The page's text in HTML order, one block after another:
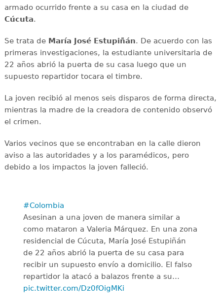
armado ocurrido frente a su casa en la ciudad de
Cúcuta.
Se trata de María José Estupiñán. De acuerdo con las
primeras investigaciones, la estudiante universitaria de
22 años abrió la puerta de su casa luego que un
supuesto repartidor tocara el timbre.
La joven recibió al menos seis disparos de forma directa,
mientras la madre de la creadora de contenido observó
el crimen.
Varios vecinos que se encontraban en la calle dieron
aviso a las autoridades y a los paramédicos, pero
debido a los impactos la joven falleció.
#Colombia
Asesinan a una joven de manera similar a
como mataron a Valeria Márquez. En una zona
residencial de Cúcuta, María José Estupiñán
de 22 años abrió la puerta de su casa para
recibir un supuesto envío a domicilio. El falso
repartidor la atacó a balazos frente a su…
pic.twitter.com/Dz0fOigMKi